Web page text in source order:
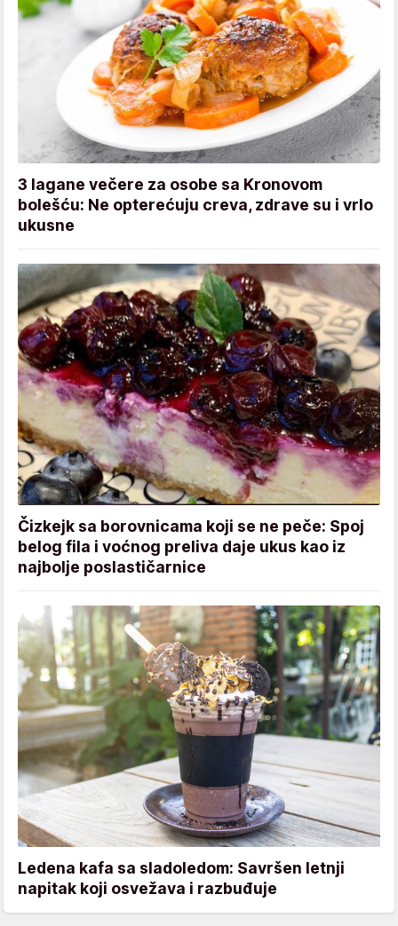
3 lagane večere za osobe sa Kronovom
bolešću: Ne opterećuju creva, zdrave su i vrlo
ukusne
Čizkejk sa borovnicama koji se ne peče: Spoj
belog fila i voćnog preliva daje ukus kao iz
najbolje poslastičarnice
Ledena kafa sa sladoledom: Savršen letnji
napitak koji osvežava i razbuđuje